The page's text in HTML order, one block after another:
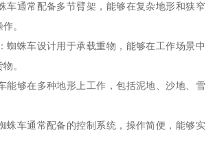
车通常配备多节臂架，能够在复杂地形和狭窄
。
蜘蛛车设计用于承载重物，能够在工作场景中
。
能够在多种地形上工作，包括泥地、沙地、雪
蛛车通常配备的控制系统，操作简便，能够实